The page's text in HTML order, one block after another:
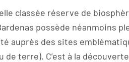
classée réserve de
possède néanmoins
auprès des sites
de terre). C’est à la